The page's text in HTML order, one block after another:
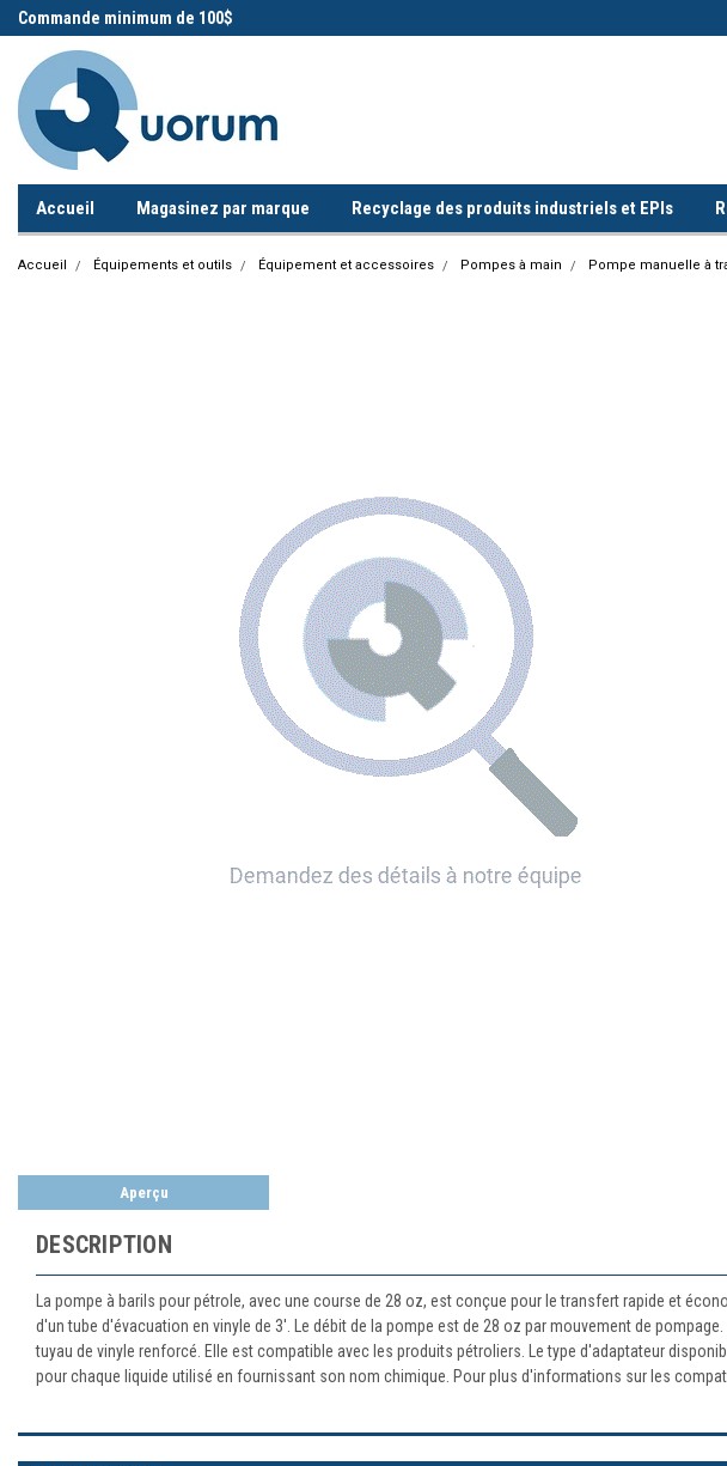
Commande minimum de 100$
Accueil Magasinez par marque Recyclage des produits industriels et EPIs
Accueil Équipements et outils Équipement et accessoires Pompes à main Pompe manuelle à
Aperçu
DESCRIPTION
La pompe à barils pour pétrole, avec une course de 28 oz, est conçue pour le transfert rapide et
d'un tube d'évacuation en vinyle de 3'. Le débit de la pompe est de 28 oz par mouvement de
tuyau de vinyle renforcé. Elle est compatible avec les produits pétroliers. Le type d'adaptateur
pour chaque liquide utilisé en fournissant son nom chimique. Pour plus d'informations sur les